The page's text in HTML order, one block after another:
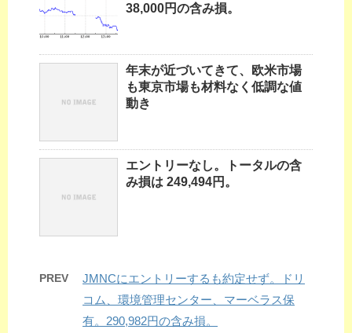
38,000円の含み損。
年末が近づいてきて、欧米市場
も東京市場も材料なく低調な値
動き
エントリーなし。トータルの含
み損は 249,494円。
PREV
JMNCにエントリーするも約定せず。ドリ
コム、環境管理センター、マーベラス保
有。290,982円の含み損。